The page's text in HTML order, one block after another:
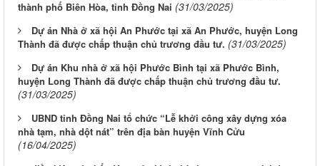
thành phố Biên Hòa, tỉnh Đồng Nai (31/03/2025)
Dự án Nhà ở xã hội An Phước tại xã An Phước, huyện Long
Thành đã được chấp thuận chủ trương đầu tư. (31/03/2025)
Dự án Khu nhà ở xã hội Phước Bình tại xã Phước Bình,
huyện Long Thành đã được chấp thuận chủ trương đầu tư.
(31/03/2025)
UBND tỉnh Đồng Nai tổ chức “Lễ khởi công xây dựng xóa
nhà tạm, nhà dột nát” trên địa bàn huyện Vĩnh Cửu
(16/04/2025)